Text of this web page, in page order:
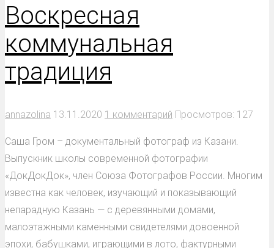
Воскресная
коммунальная
традиция
annazolina 13.11.2020 1 комментарий Просмотров: 127
Саша Гром – документальный фотограф из Казани.
Выпускник школы современной фотографии
«ДокДокДок», член Союза Фотографов России. Многим
известна как человек, изучающий и показывающий
непарадную Казань — с деревянными домами,
малоэтажными каменными свидетелями довоенной
эпохи, бабушками, играющими в лото, фактурными